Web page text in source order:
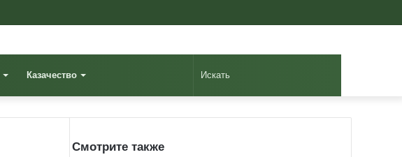
Казачество
Смотрите также